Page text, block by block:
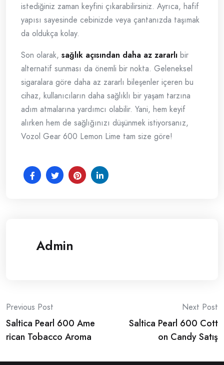
istediğiniz zaman keyfini çıkarabilirsiniz. Ayrıca, hafif
yapısı sayesinde cebinizde veya çantanızda taşımak
da oldukça kolay.
Son olarak, sağlık açısından daha az zararlı bir
alternatif sunması da önemli bir nokta. Geleneksel
sigaralara göre daha az zararlı bileşenler içeren bu
cihaz, kullanıcıların daha sağlıklı bir yaşam tarzına
adım atmalarına yardımcı olabilir. Yani, hem keyif
alırken hem de sağlığınızı düşünmek istiyorsanız,
Vozol Gear 600 Lemon Lime tam size göre!
Admin
Post
navigation
Previous Post
Saltica Pearl 600 Ame
rican Tobacco Aroma
Next Post
Saltica Pearl 600 Cott
on Candy Satış